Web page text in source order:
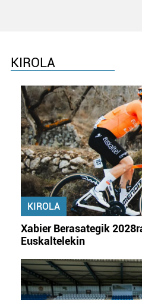
KIROLA
KIROLA
Xabier Berasategik
Euskaltelekin